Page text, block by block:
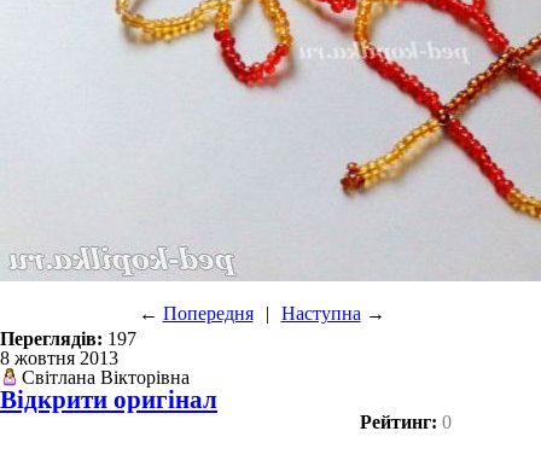
← Попередня | Наступна →
Переглядів: 197
8 жовтня 2013
Світлана Вікторівна
Відкрити оригінал
Рейтинг: 0